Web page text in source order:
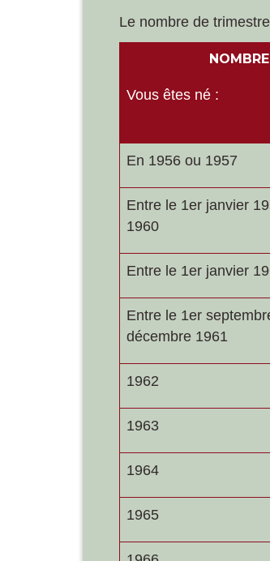
Le nombre de
Vous êtes né :
En 1956 ou 1957
Entre le 1er janvier
1960
Entre le 1er janvier
Entre le 1er
décembre 1961
1962
1963
1964
1965